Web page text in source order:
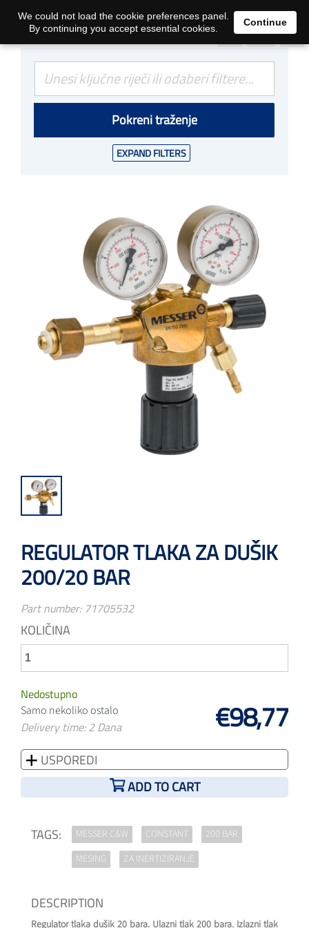
0
Pokreni traženje
EXPAND FILTERS
REGULATOR TLAKA ZA DUŠIK
200/20 BAR
Part number: 71705532
KOLIČINA
Nedostupno
Samo nekoliko ostalo
Delivery time: 2 Dana €98,77
USPOREDI
ADD TO CART
TAGS: MESSER C&W CONSTANT
200 BAR
MESING
ZA INERTIZIRANJE
DESCRIPTION
Regulator tlaka dušik 20 bara. Ulazni tlak 200 bara. Izlazni tlak
We could not load the cookie preferences panel.
By continuing you accept essential cookies.
Continue